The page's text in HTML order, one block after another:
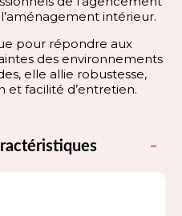
intérieur.
pour répondre aux
des environnements
elle allie robustesse,
et facilité d’entretien.